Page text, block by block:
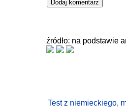
źródło: na podstawie
Test z niemieckiego,